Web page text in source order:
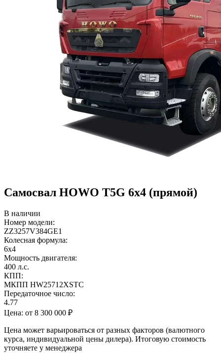
Самосвал HOWO T5G 6x4 (прямой)
В наличии
Номер модели:
ZZ3257V384GE1
Колесная формула:
6х4
Мощность двигателя:
400 л.с.
КПП:
МКПП HW25712XSTC
Передаточное число:
4.77
Цена: от 8 300 000 ₽
Цена может варьироваться от разных факторов (валютного
курса, индивидуальной цены дилера). Итоговую стоимость
уточняете у менеджера